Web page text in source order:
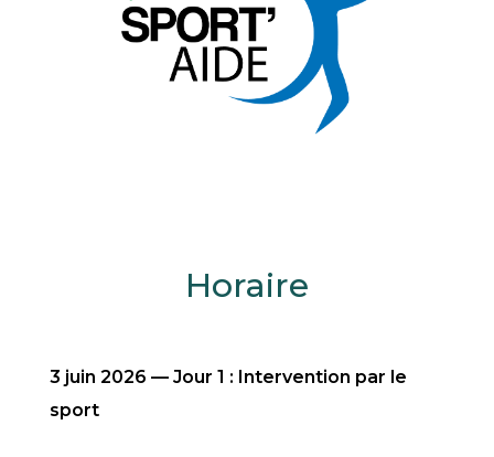
Horaire
3 juin 2026 — Jour 1 : Intervention par le
sport